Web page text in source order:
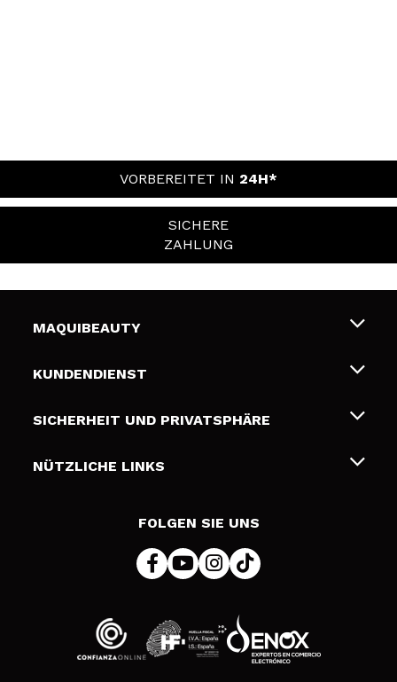
VORBEREITET IN 24H*
SICHERE
ZAHLUNG
MAQUIBEAUTY
Über uns
Geschenkkarten
KUNDENDIENST
Liefer- und Versandkosten
Zahlung
SICHERHEIT UND PRIVATSPHÄRE
Bedingungen und Datenschutz
NÜTZLICHE LINKS
FOLGEN SIE UNS